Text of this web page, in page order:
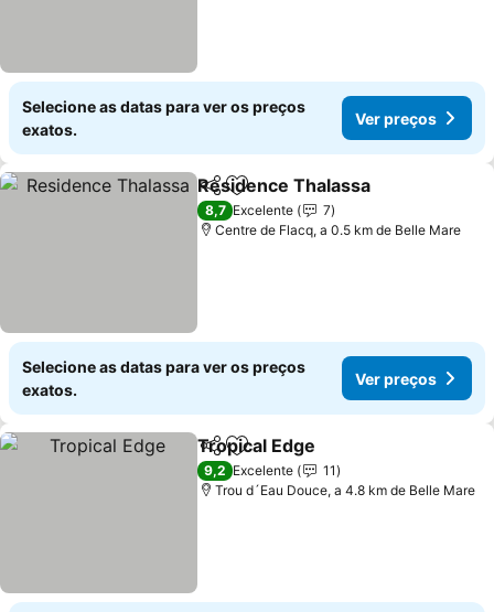
Selecione as datas para ver os preços
exatos.
Ver preços
PartilharAdicionar aos favoritos
Residence Thalassa
8,7 Excelente
7
Centre de Flacq, a 0.5 km de Belle Mare
Selecione as datas para ver os preços
exatos.
Ver preços
PartilharAdicionar aos favoritos
Tropical Edge
9,2 Excelente
11
Trou d´Eau Douce, a 4.8 km de Belle Mare